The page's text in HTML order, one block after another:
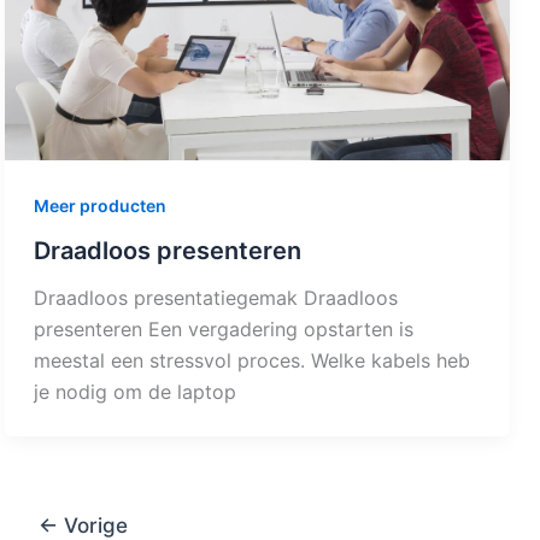
Meer producten
Draadloos presenteren
Draadloos presentatiegemak Draadloos
presenteren Een vergadering opstarten is
meestal een stressvol proces. Welke kabels heb
je nodig om de laptop
← Vorige